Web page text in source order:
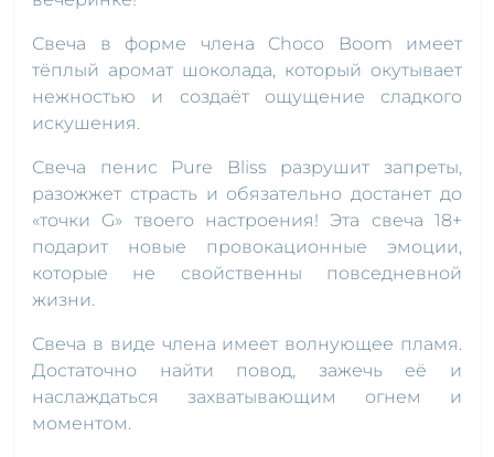
Свеча в форме члена Choco Boom имеет
тёплый аромат шоколада, который окутывает
нежностью и создаёт ощущение сладкого
искушения.
Свеча пенис Pure Bliss разрушит запреты,
разожжет страсть и обязательно достанет до
«точки G» твоего настроения! Эта свеча 18+
подарит новые провокационные эмоции,
которые не свойственны повседневной
жизни.
Свеча в виде члена имеет волнующее пламя.
Достаточно найти повод, зажечь её и
наслаждаться захватывающим огнем и
моментом.